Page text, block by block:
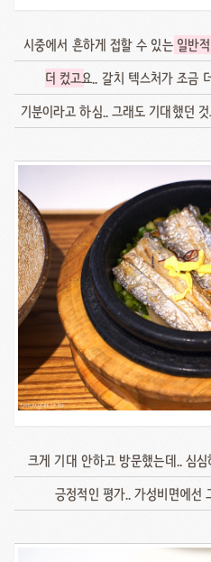
시중에서 흔하게 접할 수 있는 일반
더 컸고요.. 갈치 텍스처가 조금
기분이라고 하심.. 그래도 기대했던
크게 기대 안하고 방문했는데.. 심
긍정적인 평가.. 가성비면에선